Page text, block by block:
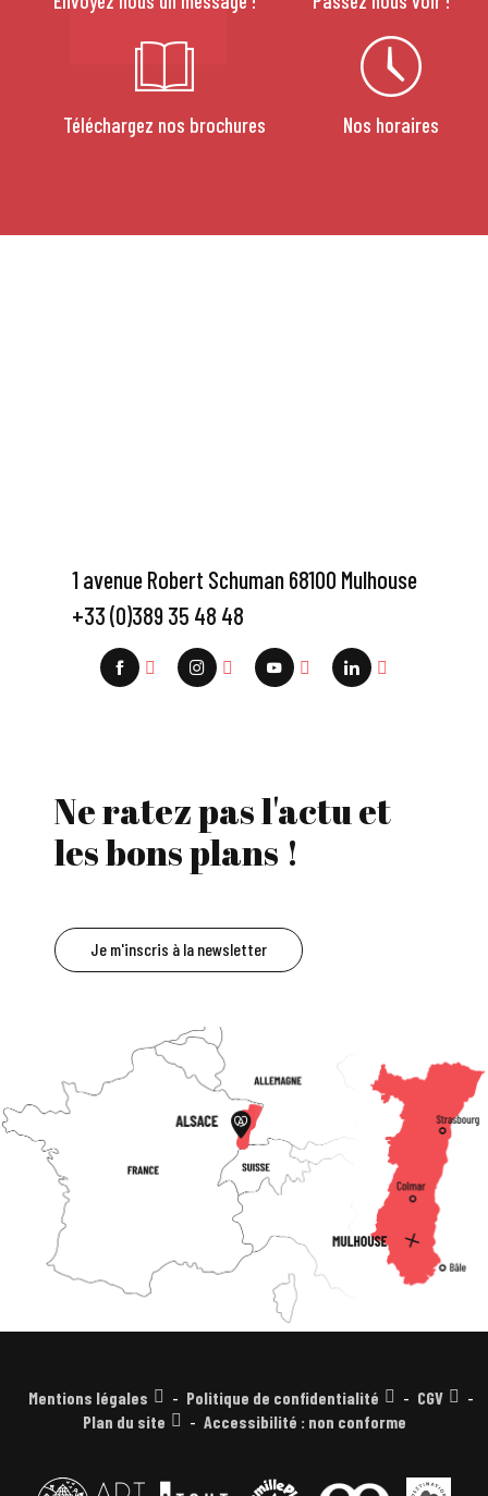
Téléchargez nos brochures Nos horaires
1 avenue Robert Schuman 68100 Mulhouse
+33 (0)389 35 48 48
Ne ratez pas l'actu et
les bons plans !
Je m'inscris à la newsletter
Mentions légales Politique de confidentialité
CGV
Plan du site
Accessibilité : non conforme